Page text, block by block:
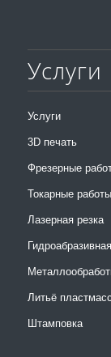
Услуги
Услуги
3D печать
Фрезерные
Токарные работы
Лазерная резка
Литьё пластмасс
Штамповка